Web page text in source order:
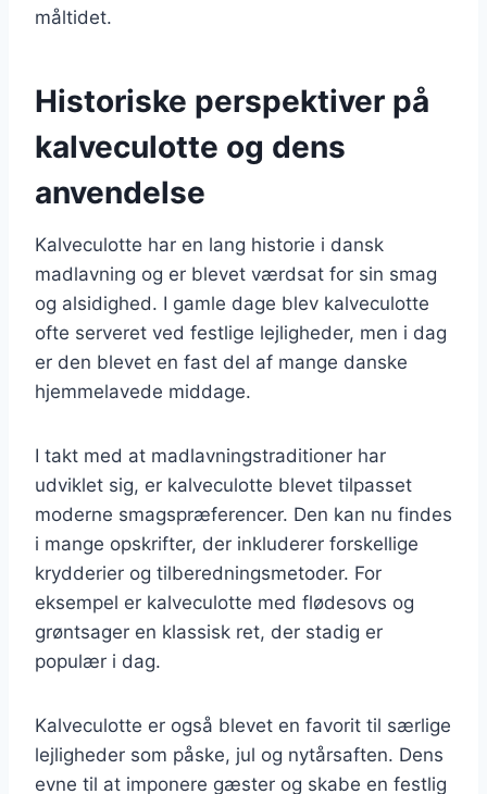
måltidet.
Historiske perspektiver på
kalveculotte og dens
anvendelse
Kalveculotte har en lang historie i dansk
madlavning og er blevet værdsat for sin smag
og alsidighed. I gamle dage blev kalveculotte
ofte serveret ved festlige lejligheder, men i dag
er den blevet en fast del af mange danske
hjemmelavede middage.
I takt med at madlavningstraditioner har
udviklet sig, er kalveculotte blevet tilpasset
moderne smagspræferencer. Den kan nu findes
i mange opskrifter, der inkluderer forskellige
krydderier og tilberedningsmetoder. For
eksempel er kalveculotte med flødesovs og
grøntsager en klassisk ret, der stadig er
populær i dag.
Kalveculotte er også blevet en favorit til særlige
lejligheder som påske, jul og nytårsaften. Dens
evne til at imponere gæster og skabe en festlig